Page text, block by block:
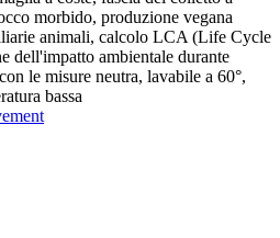
morbido, produzione vegana
animali, calcolo LCA (Life Cycle
dell'impatto ambientale durante
le misure neutra, lavabile a 60°,
bassa